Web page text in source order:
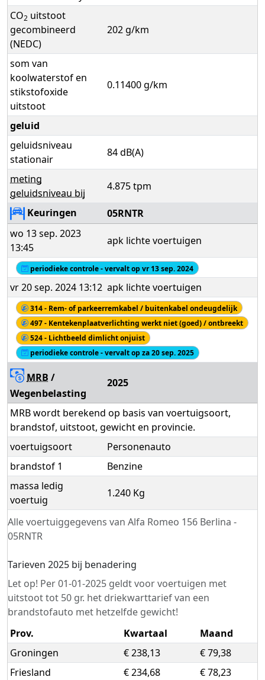
Alle voertuiggegevens van Alfa Romeo 156 Berlina -
05RNTR
CO2 uitstoot
gecombineerd
(NEDC)
202 g/km
som van
koolwaterstof en
stikstofoxide
uitstoot
0.11400 g/km
geluid
geluidsniveau
stationair
84 dB(A)
meting
geluidsniveau bij
4.875 tpm
Keuringen
05RNTR
wo 13 sep. 2023
13:45
apk lichte voertuigen
periodieke controle - vervalt op vr 13 sep. 2024
vr 20 sep. 2024 13:12 apk lichte voertuigen
314 - Rem- of parkeerremkabel / buitenkabel ondeugdelijk
497 - Kentekenplaatverlichting werkt niet (goed) / ontbreekt
524 - Lichtbeeld dimlicht onjuist
periodieke controle - vervalt op za 20 sep. 2025
MRB /
Wegenbelasting
2025
MRB wordt berekend op basis van voertuigsoort,
brandstof, uitstoot, gewicht en provincie.
voertuigsoort
Personenauto
brandstof 1
Benzine
massa ledig
voertuig
1.240 Kg
Tarieven 2025 bij benadering
Let op! Per 01-01-2025 geldt voor voertuigen met
uitstoot tot 50 gr. het driekwarttarief van een
brandstofauto met hetzelfde gewicht!
Prov.
Kwartaal
Maand
Groningen
€ 238,13
€ 79,38
Friesland
€ 234,68
€ 78,23